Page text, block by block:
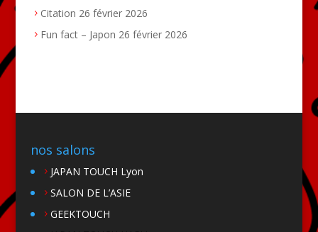
Citation 26 février 2026
Fun fact – Japon 26 février 2026
nos salons
JAPAN TOUCH Lyon
SALON DE L’ASIE
GEEKTOUCH